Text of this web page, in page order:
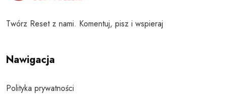
Twórz Reset z nami. Komentuj, pisz i wspieraj
Nawigacja
Polityka prywatności